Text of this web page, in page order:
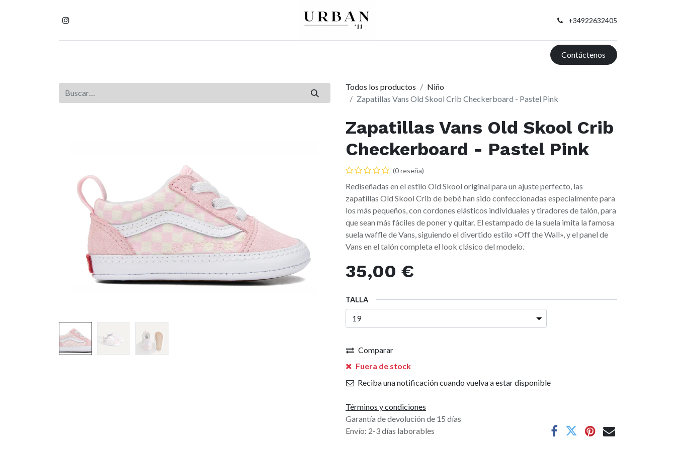
+34922632405
Contáctenos
Todos los productos
Niño
Zapatillas Vans Old Skool Crib Checkerboard - Pastel Pink
Zapatillas Vans Old Skool Crib
Checkerboard - Pastel Pink
(0 reseña)
Rediseñadas en el estilo Old Skool original para un ajuste perfecto, las
zapatillas Old Skool Crib de bebé han sido confeccionadas especialmente para
los más pequeños, con cordones elásticos individuales y tiradores de talón, para
que sean más fáciles de poner y quitar. El estampado de la suela imita la famosa
suela waffle de Vans, siguiendo el divertido estilo «Off the Wall», y el panel de
Vans en el talón completa el look clásico del modelo.
35,00 €
TALLA
Comparar
Fuera de stock
Reciba una notificación cuando vuelva a estar disponible
Términos y condiciones
Garantía de devolución de 15 días
Envío: 2-3 días laborables